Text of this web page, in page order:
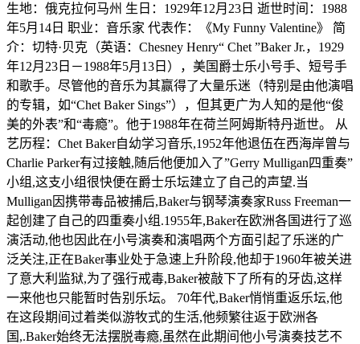
生地：俄克拉何马州 生日：1929年12月23日 逝世时间：1988
年5月14日 职业：音乐家 代表作：《My Funny Valentine》 简
介：切特·贝克（英语：Chesney Henry“ Chet ”Baker Jr.，1929
年12月23日－1988年5月13日），美国爵士乐小号手、短号手
和歌手。尽管他的音乐为其赢得了大量乐迷（特别是由他演唱
的专辑，如“Chet Baker Sings”），但其更广为人知的是他“俊
美的外表”和“毒瘾”。他于1988年在荷兰阿姆斯特丹逝世。 从
艺历程：Chet Baker自幼学习音乐,1952年他退伍在西海岸曾与
Charlie Parker有过接触,随后他便加入了”Gerry Mulligan四重奏”
小组,这支小组很快便在爵士乐坛建立了自己的声望.当
Mulligan因携带毒品被捕后,Baker与钢琴演奏家Russ Freeman一
起创建了自己的四重奏小组.1955年,Baker在欧洲各国进行了巡
演活动,他也因此在小号演奏和演唱两个方面引起了乐迷的广
泛关注,正在Baker事业处于急速上升阶段,他却于1960年被关进
了意大利监狱,为了强行戒毒,Baker被敲下了所有的牙齿,这样
一来他也只能暂时告别乐坛。 70年代,Baker悄悄重返乐坛,他
在这段期间过着类似游牧式的生活,他频繁往返于欧洲各
国,.Baker始终无法摆脱毒瘾,虽然在此期间他小号演奏技艺不